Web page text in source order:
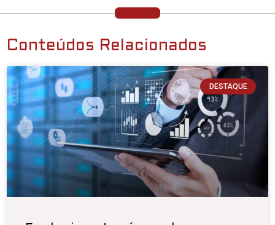
Conteúdos Relacionados
DESTAQUE